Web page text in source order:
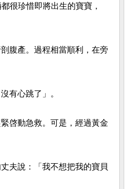
很珍惜即將出生的寶寶，
腹產。過程相當順利，在旁
有心跳了」。
啓動急救。可是，經過黃金
夫說：「我不想把我的寶貝